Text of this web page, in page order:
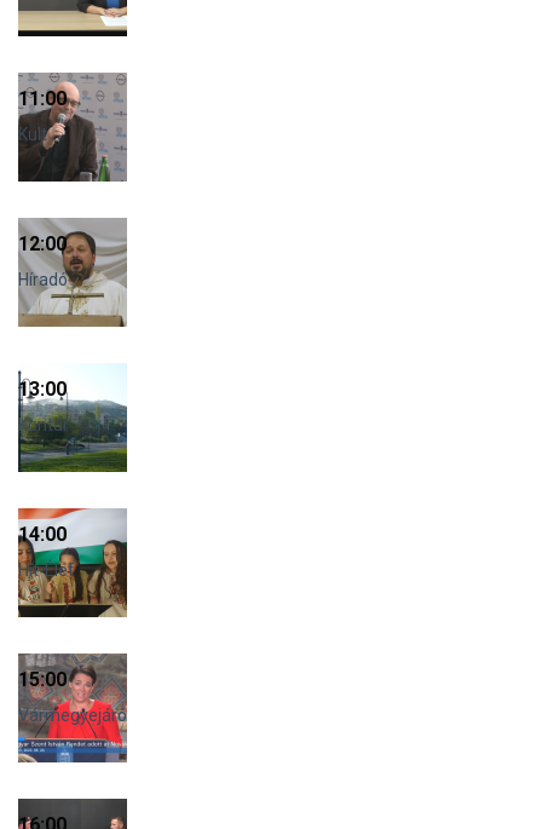
11:00
Kult
12:00
Híradó
13:00
Kontúr
14:00
Hit-Élet
15:00
Vármegyejáró